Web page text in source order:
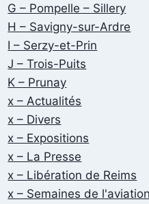
G – Pompelle – Sillery
H – Savigny-sur-Ardre
I – Serzy-et-Prin
J – Trois-Puits
K – Prunay
x – Actualités
x – Divers
x – Expositions
x – La Presse
x – Libération de Reims
x – Semaines de l'aviation